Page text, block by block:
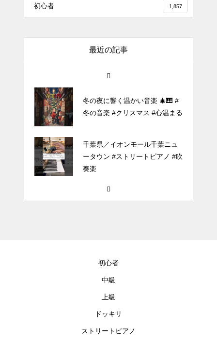
初心者 1,857
最近の記事
で「Black Flame」弾いてみた
（中～上級）【The Dark History
ほぼ日1フレーズ THE BLUE H
冬の夜に響く温かい音楽 🎄🎹 #
冬の音楽 #クリスマス #心温まる
千葉県／イオンモール千葉ニュ
ータウン #ストリートピアノ #吹
奏楽
#tiktok #shorts #shortsdaily #sh
（中～上級）【The Dark History
of the Reincarnated Villainess】
ほぼ日1フレーズ THE BLUE H
EARTS NO NO NO
初心者
中級
上級
ドッキリ
ストリートピアノ